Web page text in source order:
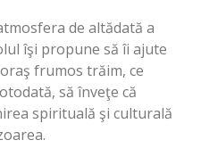
de altădată a
îşi propune să îi ajute
frumos trăim, ce
să înveţe că
spirituală şi culturală